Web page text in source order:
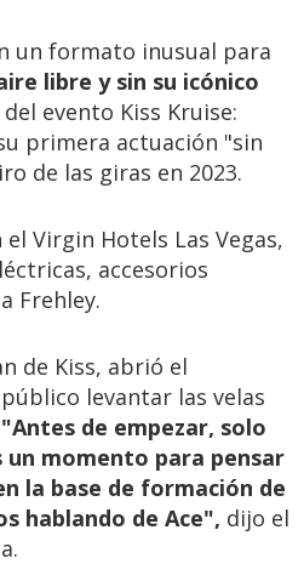
un formato inusual para
libre y sin su icónico
evento Kiss Kruise:
primera actuación "sin
de las giras en 2023.
Virgin Hotels Las Vegas,
accesorios
Frehley.
de Kiss, abrió el
levantar las velas
"Antes de empezar, solo
momento para pensar
la base de formación de
hablando de Ace", dijo el